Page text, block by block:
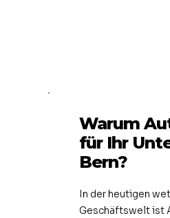
Warum
für Ihr
Bern?
In der heutigen
Geschäftswelt ist